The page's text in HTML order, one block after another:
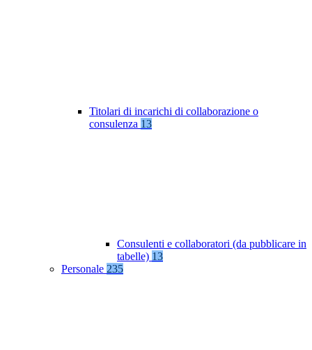
Titolari di incarichi di collaborazione o
consulenza 13
Consulenti e collaboratori (da pubblicare in
tabelle) 13
Personale 235